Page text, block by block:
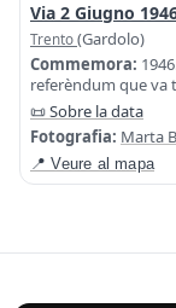
Via 2 Giugno
Trento(Gardolo)
Commemora:
referèndum que va
📜 Sobre la data
Fotografia: Marta
📍 Veure al mapa